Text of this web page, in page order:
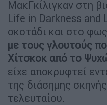
ΜακΓκίλιγκαν στη
Life in Darkness and
σκοτάδι και στο
με τους γλουτούς
Χίτσκοκ από το
είχε αποκρυφτεί
της διάσημης
τελευταίου.